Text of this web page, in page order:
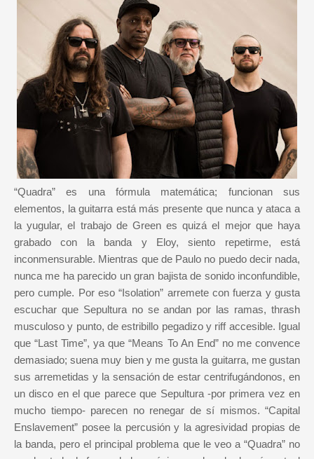
“Quadra” es una fórmula matemática; funcionan sus
elementos, la guitarra está más presente que nunca y ataca a
la yugular, el trabajo de Green es quizá el mejor que haya
grabado con la banda y Eloy, siento repetirme, está
inconmensurable. Mientras que de Paulo no puedo decir nada,
nunca me ha parecido un gran bajista de sonido inconfundible,
pero cumple. Por eso “Isolation” arremete con fuerza y gusta
escuchar que Sepultura no se andan por las ramas, thrash
musculoso y punto, de estribillo pegadizo y riff accesible. Igual
que “Last Time”, ya que “Means To An End” no me convence
demasiado; suena muy bien y me gusta la guitarra, me gustan
sus arremetidas y la sensación de estar centrifugándonos, en
un disco en el que parece que Sepultura -por primera vez en
mucho tiempo- parecen no renegar de sí mismos. “Capital
Enslavement” posee la percusión y la agresividad propias de
la banda, pero el principal problema que le veo a “Quadra” no